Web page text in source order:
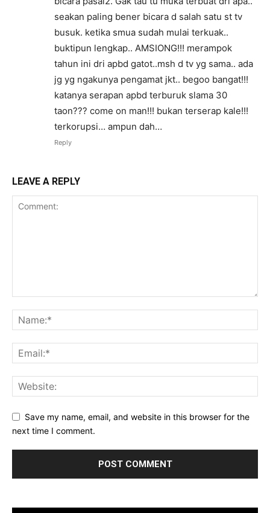
seakan paling bener bicara d salah satu st tv
busuk. ketika smua sudah mulai terkuak..
buktipun lengkap.. AMSIONG!!! merampok
tahun ini dri apbd gatot..msh d tv yg sama.. ada
jg yg ngakunya pengamat jkt.. begoo bangat!!!
katanya serapan apbd terburuk slama 30
taon??? come on man!!! bukan terserap kale!!!
terkorupsi… ampun dah…
Reply
LEAVE A REPLY
Save my name, email, and website in this browser for the
next time I comment.